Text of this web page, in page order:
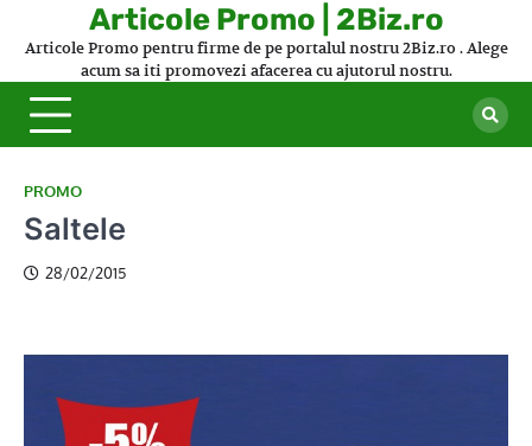
Articole Promo | 2Biz.ro
Articole Promo pentru firme de pe portalul nostru 2Biz.ro . Alege
acum sa iti promovezi afacerea cu ajutorul nostru.
PROMO
Saltele
28/02/2015